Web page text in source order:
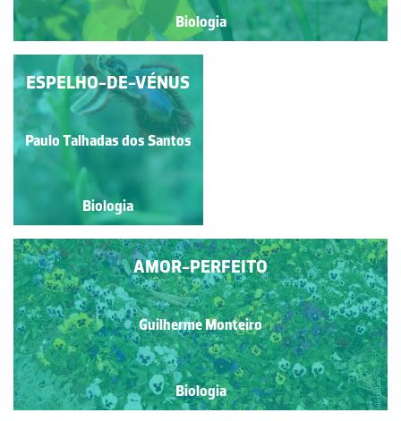
Biologia
NARCISO
Paulo Talhadas dos Santos
Biologia
ESPELHO-DE-VÉNUS
Paulo Talhadas dos Santos
Biologia
AMOR-PERFEITO
Guilherme Monteiro
Biologia